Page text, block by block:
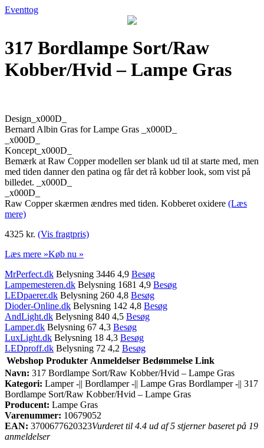
Eventtog
317 Bordlampe Sort/Raw
Kobber/Hvid – Lampe Gras
Design_x000D_
Bernard Albin Gras for Lampe Gras _x000D_
_x000D_
Koncept_x000D_
Bemærk at Raw Copper modellen ser blank ud til at starte med, men
med tiden danner den patina og får det rå kobber look, som vist på
billedet. _x000D_
_x000D_
Raw Copper skærmen ændres med tiden. Kobberet oxidere (Læs
mere)
4325 kr. (Vis fragtpris)
Læs mere »Køb nu »
MrPerfect.dk Belysning 3446 4,9 Besøg
Lampemesteren.dk Belysning 1681 4,9 Besøg
LEDpaerer.dk Belysning 260 4,8 Besøg
Dioder-Online.dk Belysning 142 4,8 Besøg
AndLight.dk Belysning 840 4,5 Besøg
Lamper.dk Belysning 67 4,3 Besøg
LuxLight.dk Belysning 18 4,3 Besøg
LEDproff.dk Belysning 72 4,2 Besøg
Webshop Produkter Anmeldelser Bedømmelse Link
Navn: 317 Bordlampe Sort/Raw Kobber/Hvid – Lampe Gras
Kategori: Lamper -|| Bordlamper -|| Lampe Gras Bordlamper -|| 317
Bordlampe Sort/Raw Kobber/Hvid – Lampe Gras
Producent: Lampe Gras
Varenummer: 10679052
EAN: 3700677620323Vurderet til 4.4 ud af 5 stjerner baseret på 19
anmeldelser